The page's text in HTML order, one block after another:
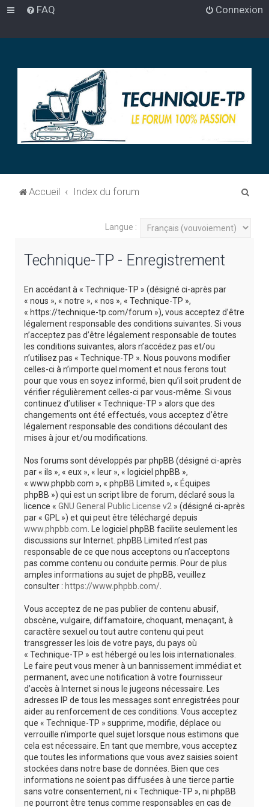
FAQ Connexion
Accueil Index du forum
Langue :
Technique-TP - Enregistrement
En accédant à « Technique-TP » (désigné ci-après par
« nous », « notre », « nos », « Technique-TP »,
« https://technique-tp.com/forum »), vous acceptez d’être
légalement responsable des conditions suivantes. Si vous
n’acceptez pas d’être légalement responsable de toutes
les conditions suivantes, alors n’accédez pas et/ou
n’utilisez pas « Technique-TP ». Nous pouvons modifier
celles-ci à n’importe quel moment et nous ferons tout
pour que vous en soyez informé, bien qu’il soit prudent de
vérifier régulièrement celles-ci par vous-même. Si vous
continuez d’utiliser « Technique-TP » alors que des
changements ont été effectués, vous acceptez d’être
légalement responsable des conditions découlant des
mises à jour et/ou modifications.
Nos forums sont développés par phpBB (désigné ci-après
par « ils », « eux », « leur », « logiciel phpBB »,
« www.phpbb.com », « phpBB Limited », « Équipes
phpBB ») qui est un script libre de forum, déclaré sous la
licence « GNU General Public License v2 » (désigné ci-après
par « GPL ») et qui peut être téléchargé depuis
www.phpbb.com . Le logiciel phpBB facilite seulement les
discussions sur Internet. phpBB Limited n’est pas
responsable de ce que nous acceptons ou n’acceptons
pas comme contenu ou conduite permis. Pour de plus
amples informations au sujet de phpBB, veuillez
consulter : https://www.phpbb.com/
Vous acceptez de ne pas publier de contenu abusif,
obscène, vulgaire, diffamatoire, choquant, menaçant, à
caractère sexuel ou tout autre contenu qui peut
transgresser les lois de votre pays, du pays où
« Technique-TP » est hébergé ou les lois internationales.
Le faire peut vous mener à un bannissement immédiat et
permanent, avec une notification à votre fournisseur
d’accès à Internet si nous le jugeons nécessaire. Les
adresses IP de tous les messages sont enregistrées pour
aider au renforcement de ces conditions. Vous acceptez
que « Technique-TP » supprime, modifie, déplace ou
verrouille n’importe quel sujet lorsque nous estimons que
cela est nécessaire. En tant que membre, vous acceptez
que toutes les informations que vous avez saisies soient
stockées dans notre base de données. Bien que ces
informations ne soient pas diffusées à une tierce partie
sans votre consentement, ni « Technique-TP », ni phpBB
ne pourront être tenus comme responsables en cas de